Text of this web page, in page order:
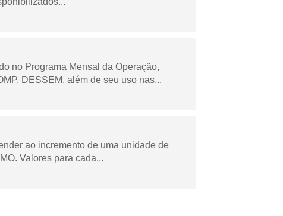
no Programa Mensal da Operação,
DESSEM, além de seu uso nas...
ao incremento de uma unidade de
Valores para cada...